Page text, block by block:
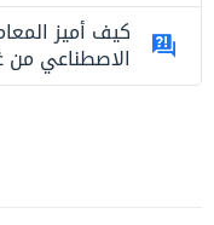
كيف أميز
الاصطناعي من